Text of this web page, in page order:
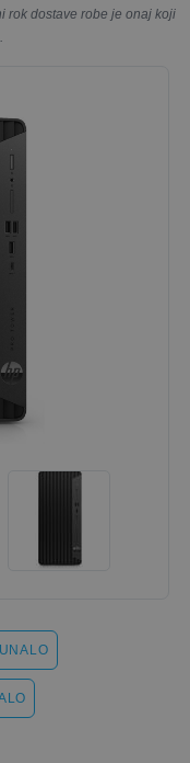
rok dostave robe je onaj koji